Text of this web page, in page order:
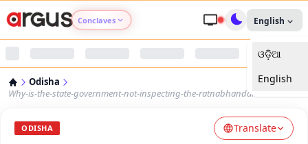
Conclaves
Argus Nari Shakti
English
ଓଡ଼ିଆ
English
Odisha
Why-is-the-state-government-not-inspecting-the-ratnabhandar-
ODISHA Translate